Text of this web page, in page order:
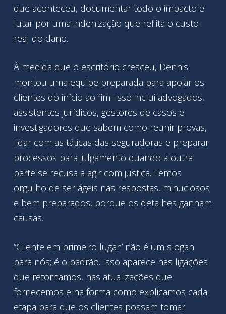
que aconteceu, documentar todo o impacto e
lutar por uma indenização que reflita o custo
real do dano.
À medida que o escritório cresceu, Dennis
montou uma equipe preparada para apoiar os
clientes do início ao fim. Isso inclui advogados,
assistentes jurídicos, gestores de casos e
investigadores que sabem como reunir provas,
lidar com as táticas das seguradoras e preparar
processos para julgamento quando a outra
parte se recusa a agir com justiça. Temos
orgulho de ser ágeis nas respostas, minuciosos
e bem preparados, porque os detalhes ganham
causas.
“Cliente em primeiro lugar” não é um slogan
para nós; é o padrão. Isso aparece nas ligações
que retornamos, nas atualizações que
fornecemos e na forma como explicamos cada
etapa para que os clientes possam tomar